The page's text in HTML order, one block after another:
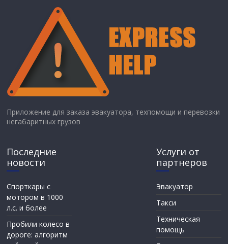
Приложение для заказа эвакуатора, техпомощи и перевозки
негабаритных грузов
Последние
новости
Спорткары с
мотором в 1000
л.с. и более
Пробили колесо в
дороге: алгоритм
Услуги от
партнеров
Эвакуатор
Такси
Техническая
помощь